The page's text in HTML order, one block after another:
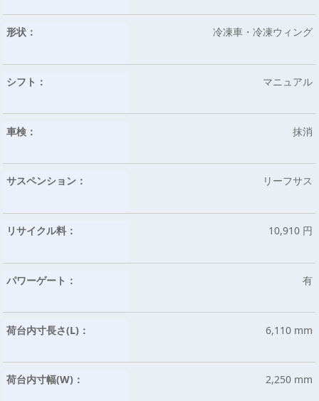
形状： 冷凍車・冷凍ウィング
シフト： マニュアル
車検： 抹消
サスペンション： リーフサス
リサイクル料： 10,910 円
パワーゲート： 有
荷台内寸長さ(L)： 6,110 mm
荷台内寸幅(W)： 2,250 mm